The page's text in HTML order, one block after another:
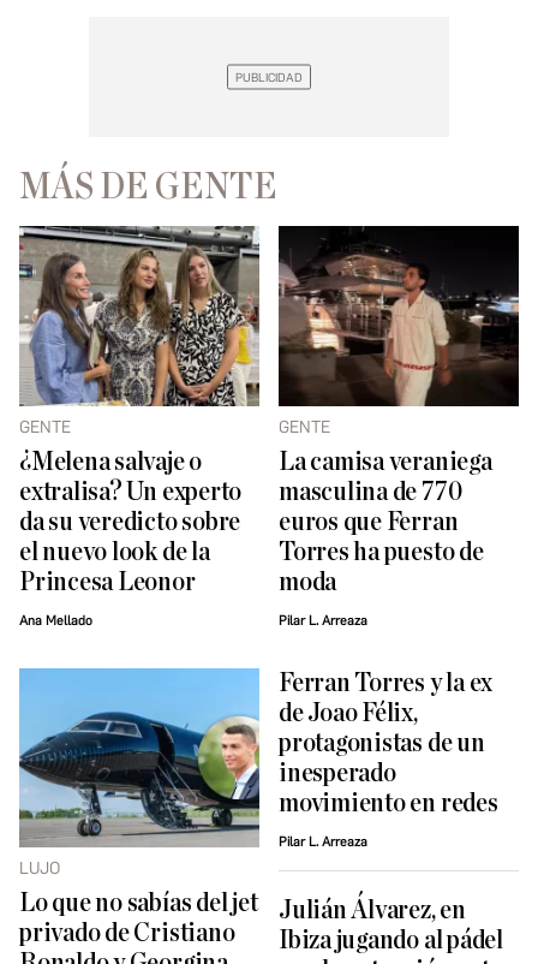
MÁS DE GENTE
GENTE
¿Melena salvaje o
extralisa? Un experto
da su veredicto sobre
el nuevo look de la
Princesa Leonor
Ana Mellado
GENTE
La camisa veraniega
masculina de 770
euros que Ferran
Torres ha puesto de
moda
Pilar L. Arreaza
LUJO
Lo que no sabías del jet
privado de Cristiano
Ferran Torres y la ex
de Joao Félix,
protagonistas de un
inesperado
movimiento en redes
Pilar L. Arreaza
Julián Álvarez, en
Ibiza jugando al pádel